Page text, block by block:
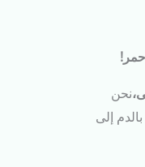
نحن
إلى